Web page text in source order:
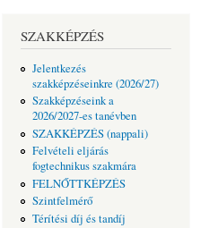
SZAKKÉPZÉS
Jelentkezés
szakképzéseinkre (2026/27)
Szakképzéseink a
2026/2027-es tanévben
SZAKKÉPZÉS (nappali)
Felvételi eljárás
fogtechnikus szakmára
FELNŐTTKÉPZÉS
Szintfelmérő
Térítési díj és tandíj